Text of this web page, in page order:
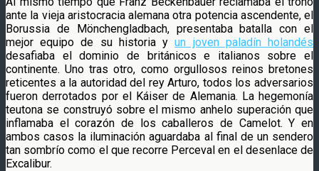
ante la vieja aristocracia alemana otra potencia ascendente, el
Borussia de Mönchengladbach, presentaba batalla con el
mejor equipo de su historia yun joven paladín holandés
desafiaba el dominio de británicos e italianos sobre el
continente. Uno tras otro, como orgullosos reinos bretones
reticentes a la autoridad del rey Arturo, todos los adversarios
fueron derrotados por el Káiser de Alemania. La hegemonía
teutona se construyó sobre el mismo anhelo superación que
inflamaba el corazón de los caballeros de Camelot. Y en
ambos casos la iluminación aguardaba al final de un sendero
tan sombrío como el que recorre Perceval en el desenlace de
Excalibur.